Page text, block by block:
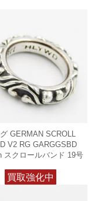
GERMAN SCROLL
V2 RG GARGGSBD
スクロールバンド 19号
買取強化中